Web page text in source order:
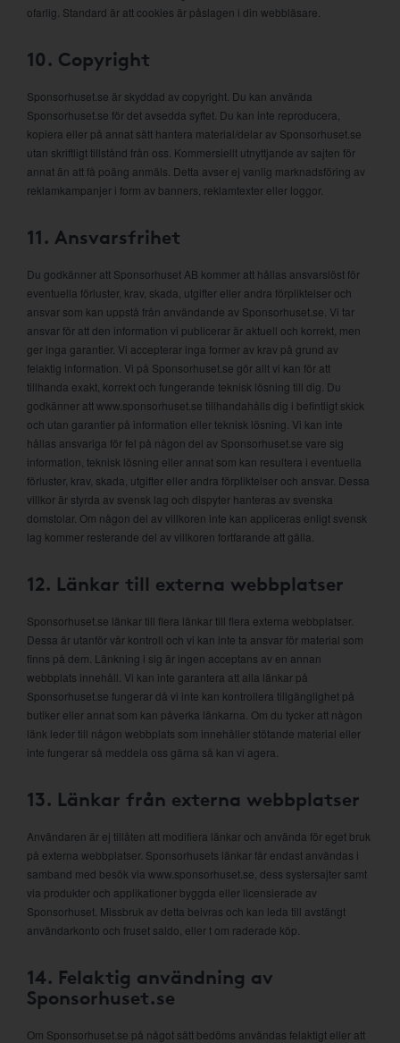
ofarlig. Standard är att cookies är påslagen i din webbläsare.
10. Copyright
Sponsorhuset.se är skyddad av copyright. Du kan använda
Sponsorhuset.se för det avsedda syftet. Du kan inte reproducera,
kopiera eller på annat sätt hantera material/delar av Sponsorhuset.se
utan skriftligt tillstånd från oss. Kommersiellt utnyttjande av sajten för
annat än att få poäng anmäls. Detta avser ej vanlig marknadsföring av
reklamkampanjer i form av banners, reklamtexter eller loggor.
11. Ansvarsfrihet
Du godkänner att Sponsorhuset AB kommer att hållas ansvarslöst för
eventuella förluster, krav, skada, utgifter eller andra förpliktelser och
ansvar som kan uppstå från användande av Sponsorhuset.se. Vi tar
ansvar för att den information vi publicerar är aktuell och korrekt, men
ger inga garantier. Vi accepterar inga former av krav på grund av
felaktig information. Vi på Sponsorhuset.se gör allt vi kan för att
tillhanda exakt, korrekt och fungerande teknisk lösning till dig. Du
godkänner att www.sponsorhuset.se tillhandahålls dig i befintligt skick
och utan garantier på information eller teknisk lösning. Vi kan inte
hållas ansvariga för fel på någon del av Sponsorhuset.se vare sig
information, teknisk lösning eller annat som kan resultera i eventuella
förluster, krav, skada, utgifter eller andra förpliktelser och ansvar. Dessa
villkor är styrda av svensk lag och dispyter hanteras av svenska
domstolar. Om någon del av villkoren inte kan appliceras enligt svensk
lag kommer resterande del av villkoren fortfarande att gälla.
12. Länkar till externa webbplatser
Sponsorhuset.se länkar till flera länkar till flera externa webbplatser.
Dessa är utanför vår kontroll och vi kan inte ta ansvar för material som
finns på dem. Länkning i sig är ingen acceptans av en annan
webbplats innehåll. Vi kan inte garantera att alla länkar på
Sponsorhuset.se fungerar då vi inte kan kontrollera tillgänglighet på
butiker eller annat som kan påverka länkarna. Om du tycker att någon
länk leder till någon webbplats som innehåller stötande material eller
inte fungerar så meddela oss gärna så kan vi agera.
13. Länkar från externa webbplatser
Användaren är ej tillåten att modifiera länkar och använda för eget bruk
på externa webbplatser. Sponsorhusets länkar får endast användas i
samband med besök via www.sponsorhuset.se, dess systersajter samt
via produkter och applikationer byggda eller licensierade av
Sponsorhuset. Missbruk av detta beivras och kan leda till avstängt
användarkonto och fruset saldo, eller t om raderade köp.
14. Felaktig användning av
Sponsorhuset.se
Om Sponsorhuset.se på något sätt bedöms användas felaktigt eller att